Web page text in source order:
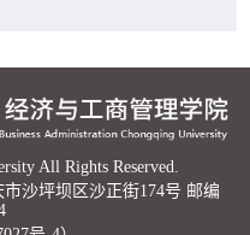
All Rights Reserved.
沙坪坝区沙正街174号 邮编